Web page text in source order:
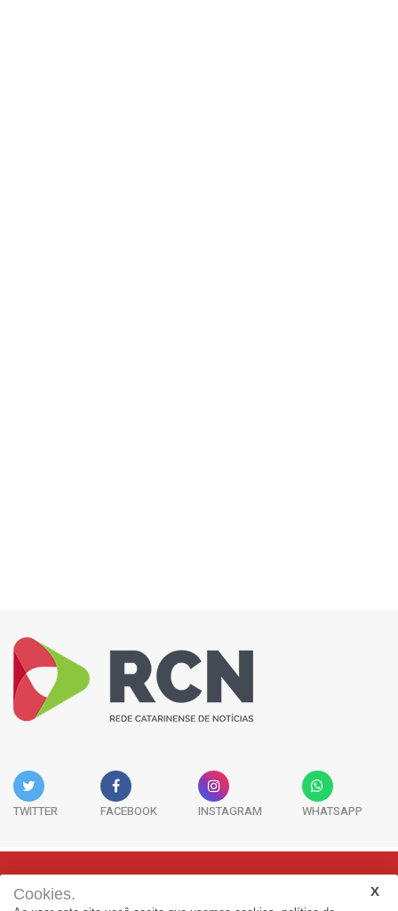
TWITTER FACEBOOK INSTAGRAM WHATSAPP
Rua Adolfo Melo, 38 - Sala 902 - Centro | Florianópolis-SC | CEP:
Cookies.